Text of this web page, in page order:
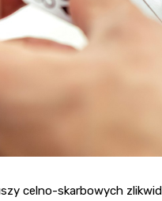
celno-skarbowych